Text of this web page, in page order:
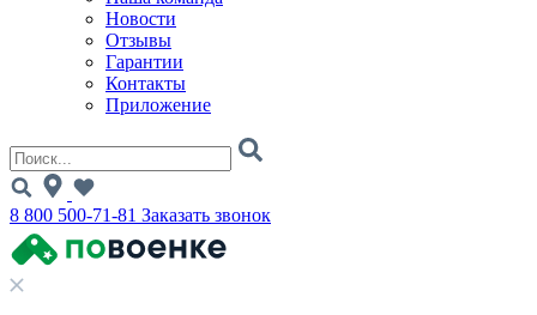
Новости
Отзывы
Гарантии
Контакты
Приложение
8 800 500-71-81 Заказать звонок